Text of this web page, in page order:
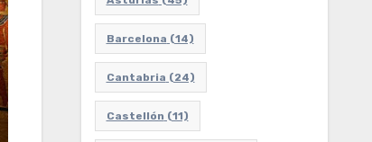
Barcelona (14)
Cantabria (24)
Castellón (11)